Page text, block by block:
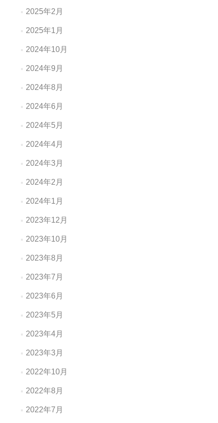
2025年2月
2025年1月
2024年10月
2024年9月
2024年8月
2024年6月
2024年5月
2024年4月
2024年3月
2024年2月
2024年1月
2023年12月
2023年10月
2023年8月
2023年7月
2023年6月
2023年5月
2023年4月
2023年3月
2022年10月
2022年8月
2022年7月